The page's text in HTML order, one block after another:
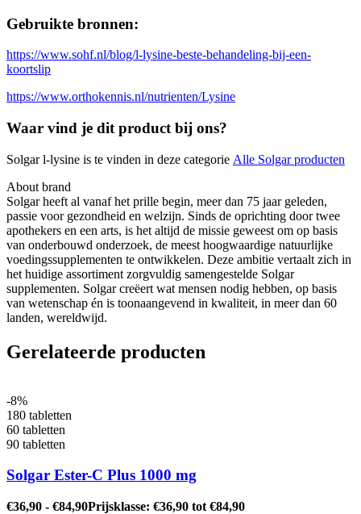
Gebruikte bronnen:
https://www.sohf.nl/blog/l-lysine-beste-behandeling-bij-een-
koortslip
https://www.orthokennis.nl/nutrienten/Lysine
Waar vind je dit product bij ons?
Solgar l-lysine is te vinden in deze categorie Alle Solgar producten
About brand
Solgar heeft al vanaf het prille begin, meer dan 75 jaar geleden,
passie voor gezondheid en welzijn. Sinds de oprichting door twee
apothekers en een arts, is het altijd de missie geweest om op basis
van onderbouwd onderzoek, de meest hoogwaardige natuurlijke
voedingssupplementen te ontwikkelen. Deze ambitie vertaalt zich in
het huidige assortiment zorgvuldig samengestelde Solgar
supplementen. Solgar creëert wat mensen nodig hebben, op basis
van wetenschap én is toonaangevend in kwaliteit, in meer dan 60
landen, wereldwijd.
Gerelateerde producten
-8%
180 tabletten
60 tabletten
90 tabletten
Solgar Ester-C Plus 1000 mg
€36,90 - €84,90Prijsklasse: €36,90 tot €84,90